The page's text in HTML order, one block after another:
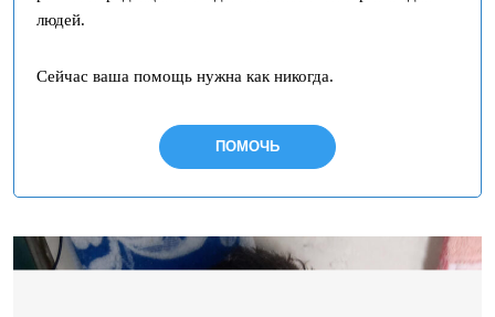
людей.
Сейчас ваша помощь нужна как никогда.
ПОМОЧЬ